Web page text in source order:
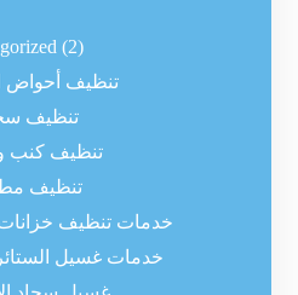
(2)
تنظيف أحواض
تنظيف
تنظيف كنب
تنظيف
خدمات تنظيف خزانات
خدمات غسيل